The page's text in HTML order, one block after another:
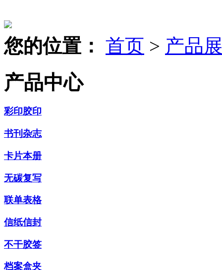
您的位置： 首页 > 产品
产品中心
彩印胶印
书刊杂志
卡片本册
无碳复写
联单表格
信纸信封
不干胶签
档案盒夹